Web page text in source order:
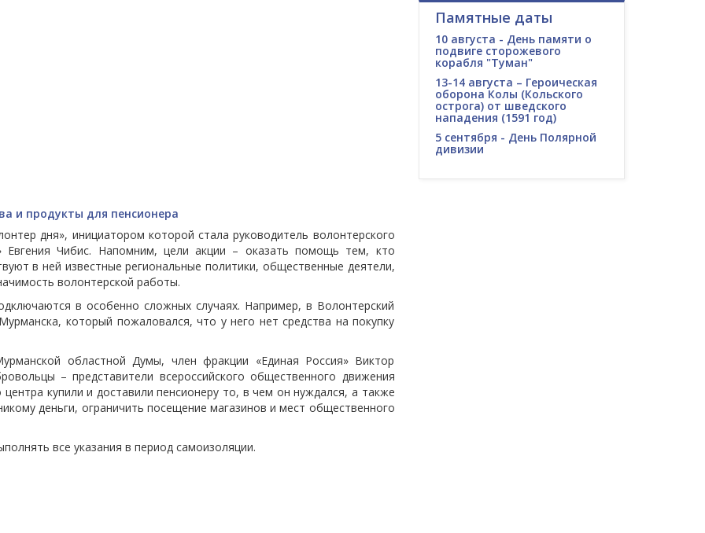
и продукты для пенсионера
дня», инициатором которой стала руководитель волонтерского
Чибис. Напомним, цели акции – оказать помощь тем, кто
в ней известные региональные политики, общественные деятели,
волонтерской работы.
в особенно сложных случаях. Например, в Волонтерский
который пожаловался, что у него нет средства на покупку
областной Думы, член фракции «Единая Россия» Виктор
– представители всероссийского общественного движения
купили и доставили пенсионеру то, в чем он нуждался, а также
деньги, ограничить посещение магазинов и мест общественного
все указания в период самоизоляции.
Памятные даты
10 августа - День памяти о
подвиге сторожевого
корабля "Туман"
13-14 августа – Героическая
оборона Колы (Кольского
острога) от шведского
нападения (1591 год)
5 сентября - День Полярной
дивизии